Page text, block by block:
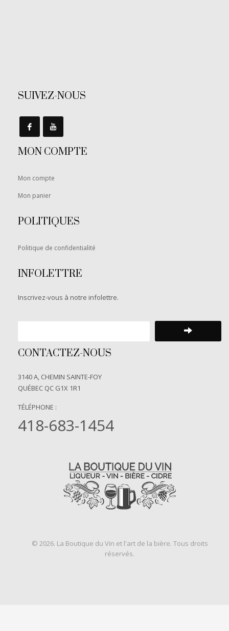
SUIVEZ-NOUS
MON COMPTE
Mon compte
Mon panier
POLITIQUES
Politique de confidentialité
INFOLETTRE
Inscrivez-vous à notre infolettre.
CONTACTEZ-NOUS
3140 A, CHEMIN SAINTE-FOY
QUÉBEC QC G1X 1R1
TÉLÉPHONE :
418-683-1454
© 2026. La Boutique du Vin et l'art de la bière. Tous droits
réservés.